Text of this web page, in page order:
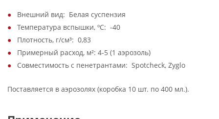
Внешний вид: Белая суспензия
Температура вспышки, ºС: -40
Плотность, г/см³: 0,83
Примерный расход, м²: 4-5 (1 аэрозоль)
Совместимость с пенетрантами: Spotcheck, Zyglo
Поставляется в аэрозолях (коробка 10 шт. по 400 мл.).